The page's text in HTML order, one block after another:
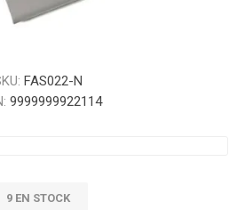
FAS022-N
9999999922114
9 EN STOCK